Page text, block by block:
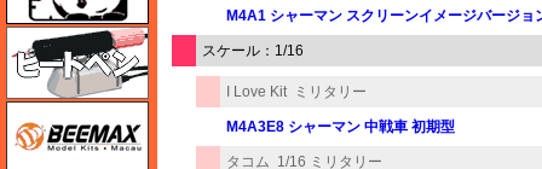
M4A1 シャーマン スクリーンイメージバージョ
スケール：1/16
I Love Kit ミリタリー
M4A3E8 シャーマン 中戦車 初期型
タコム 1/16 ミリタリー
ヒートペン（十和田技研・ブレインファクトリー）
BEEMAX